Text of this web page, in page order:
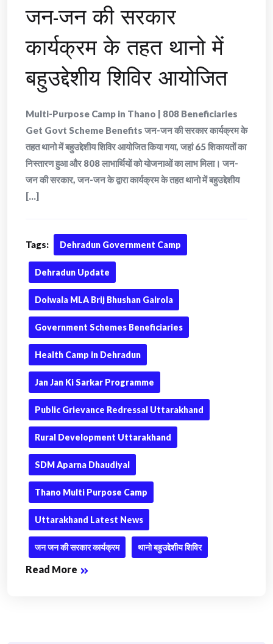
जन-जन की सरकार
कार्यक्रम के तहत थानो में
बहुउद्देशीय शिविर आयोजित
Multi-Purpose Camp in Thano | 808 Beneficiaries
Get Govt Scheme Benefits जन-जन की सरकार कार्यक्रम के
तहत थानो में बहुउद्देशीय शिविर आयोजित किया गया, जहां 65 शिकायतों का
निस्तारण हुआ और 808 लाभार्थियों को योजनाओं का लाभ मिला। जन-
जन की सरकार, जन-जन के द्वारा कार्यक्रम के तहत थानो में बहुउद्देशीय
[...]
Tags: Dehradun Government Camp
Dehradun Update
Doiwala MLA Brij Bhushan Gairola
Government Schemes Beneficiaries
Health Camp in Dehradun
Jan Jan Ki Sarkar Programme
Public Grievance Redressal Uttarakhand
Rural Development Uttarakhand
SDM Aparna Dhaudiyal
Thano Multi Purpose Camp
Uttarakhand Latest News
जन जन की सरकार कार्यक्रम थानो बहुउद्देशीय शिविर
Read More